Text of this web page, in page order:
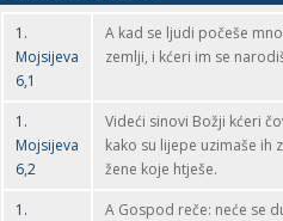
1.
Mojsijeva
6,1
A kad se ljudi počeše
zemlji, i kćeri im se
1.
Mojsijeva
6,2
Videći sinovi Božji kćeri
kako su lijepe uzimaše ih
žene koje htješe.
1.
A Gospod reče: neće se